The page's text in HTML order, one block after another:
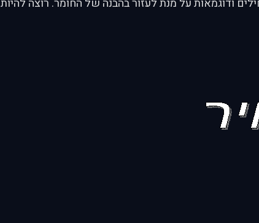
ודוגמאות על מנת לעזור בהבנה של החומר. רוצה להיות